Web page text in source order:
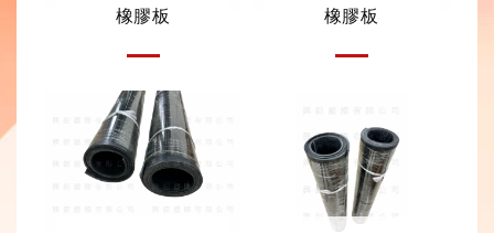
橡膠板 橡膠板